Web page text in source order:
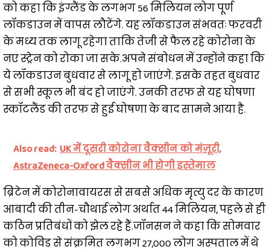
को कहा कि इंग्लैंड के लगभग 56 मिलियन लोग पूर्ण
लॉकडाउन में वापस लौटेंगे. यह लॉकडाउन संभवतः फरवरी
के मध्य तक लागू रहेगा ताकि तेजी से फैल रहे कोरोना के
नए स्ट्रेन को रोका जा सके.अपने संबोधन में उन्होंने कहा कि
ये लॉकडाउन बुधवार से लागू हो जाएंगे. इसके तहत बुधवार
से सभी स्कूल भी बंद हो जाएंगे. उनकी तरफ से यह घोषणा
स्कॉटलैंड की तरफ से हुई घोषणा के बाद सामने आया है.
Also read: UK में दूसरी कोरोना वैक्सीन को मंज़ूरी,
AstraZeneca-Oxford वैक्सीन भी होगी इस्तेमाल
ब्रिटेन में कोरोनावायरस से सबसे अधिक मृत्यु दर के कारण
आबादी की तीन-चौथाई लोग अर्थात 44 मिलियन, पहले से ही
कठिन प्रतिबंधों को झेल रहे हैं.जॉनसन ने कहा कि सोमवार
को कोविड से संक्रमित लगभग 27,000 लोग अस्पताल में थे